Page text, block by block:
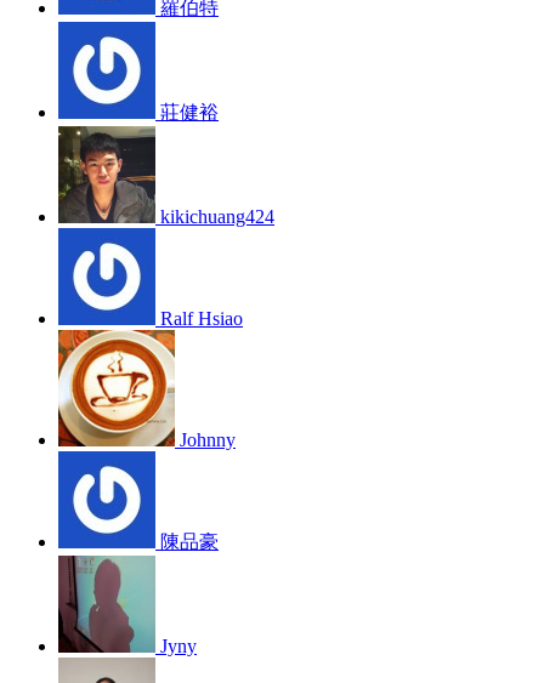
羅伯特
莊健裕
kikichuang424
Ralf Hsiao
Johnny
陳品豪
Jyny